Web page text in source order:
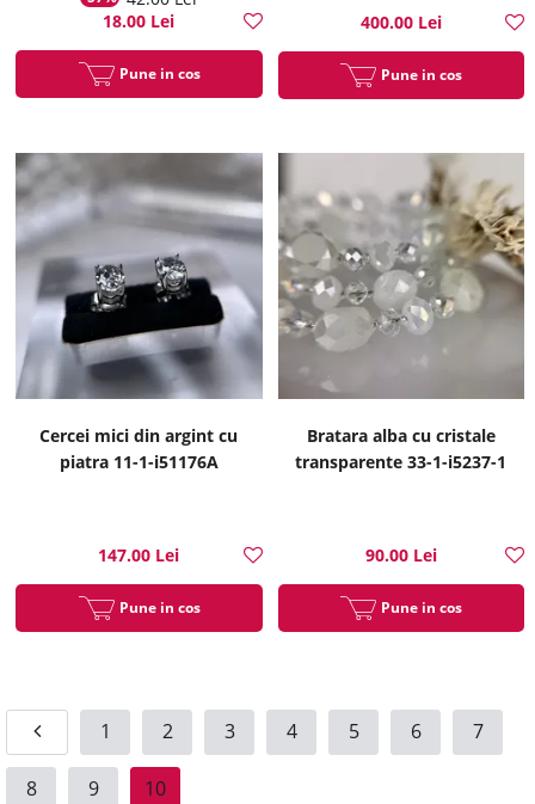
18.00 Lei
Pune in cos
400.00 Lei
Pune in cos
Cercei mici din argint cu
piatra 11-1-i51176A
147.00 Lei
Pune in cos
Bratara alba cu cristale
transparente 33-1-i5237-1
90.00 Lei
Pune in cos
1 2 3 4 5 6 7
8 9 10